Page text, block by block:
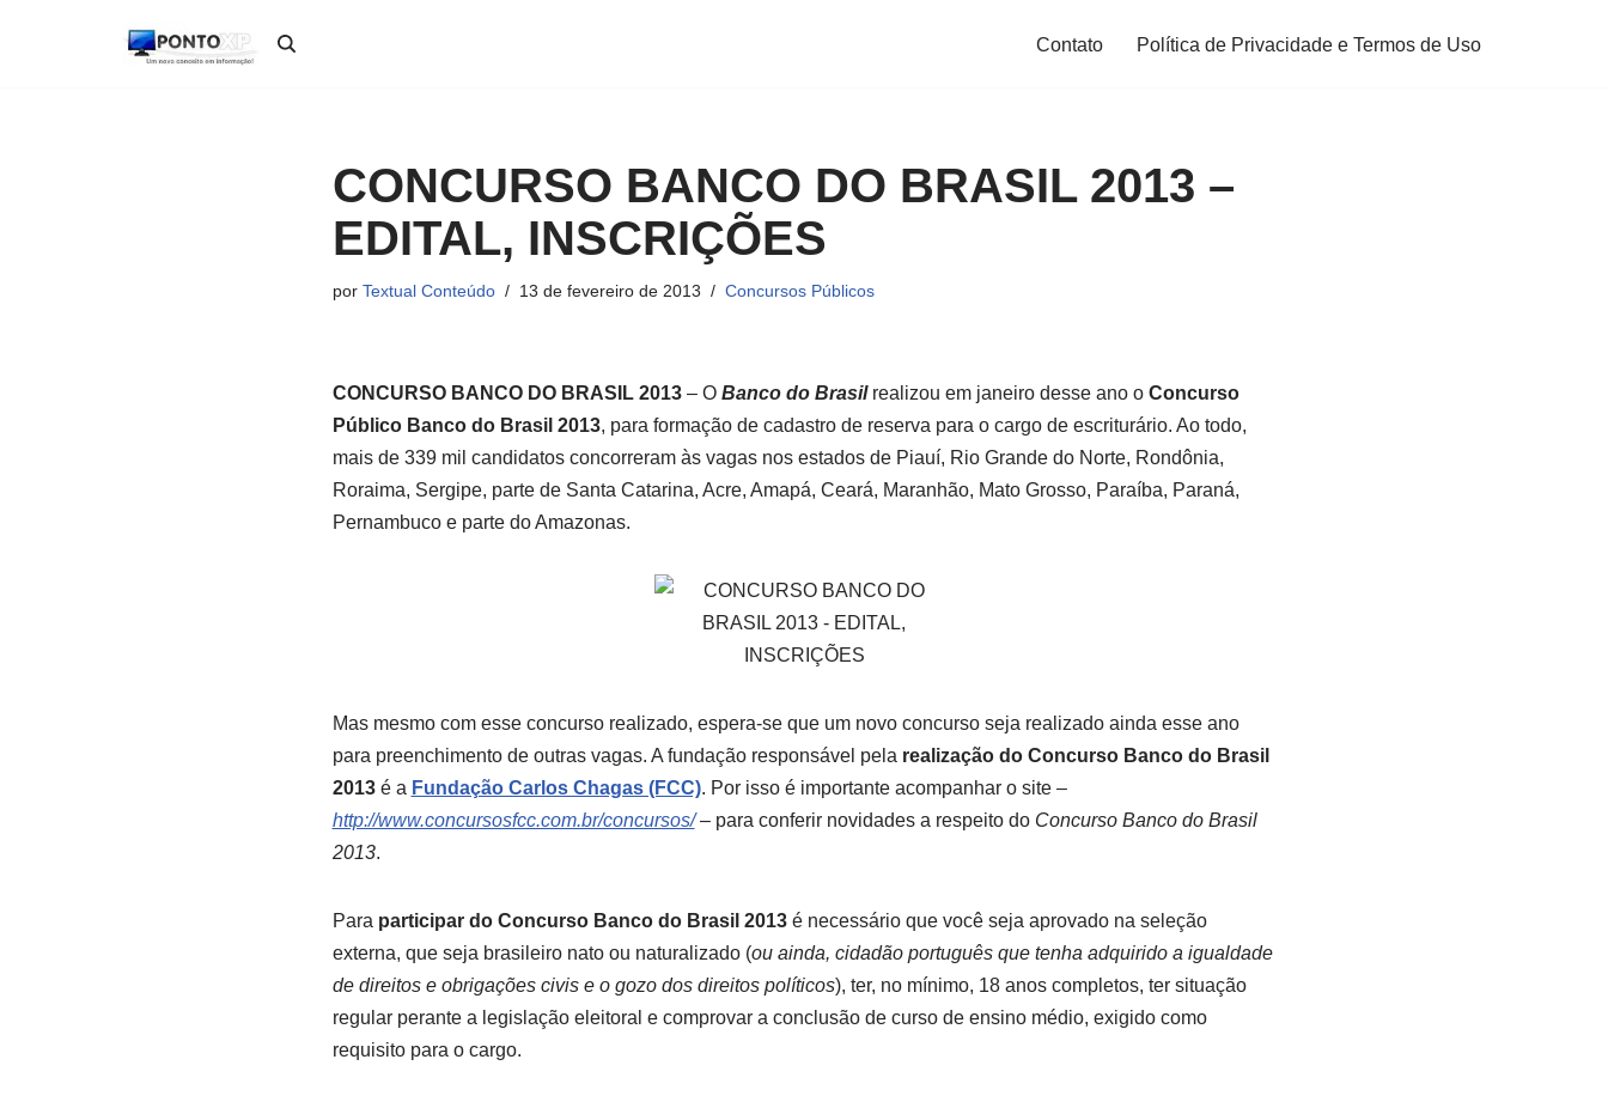
Contato Política de Privacidade e Termos de Uso
CONCURSO BANCO DO BRASIL 2013 –
EDITAL, INSCRIÇÕES
por Textual Conteúdo 13 de fevereiro de 2013 Concursos Públicos
CONCURSO BANCO DO BRASIL 2013– O Banco do Brasilrealizou em janeiro desse ano o Concurso
Público Banco do Brasil 2013, para formação de cadastro de reserva para o cargo de escriturário. Ao todo,
mais de 339 mil candidatos concorreram às vagas nos estados de Piauí, Rio Grande do Norte, Rondônia,
Roraima, Sergipe, parte de Santa Catarina, Acre, Amapá, Ceará, Maranhão, Mato Grosso, Paraíba, Paraná,
Pernambuco e parte do Amazonas.
Mas mesmo com esse concurso realizado, espera-se que um novo concurso seja realizado ainda esse ano
para preenchimento de outras vagas. A fundação responsável pela realização do Concurso Banco do Brasil
2013é a Fundação Carlos Chagas (FCC). Por isso é importante acompanhar o site –
http://www.concursosfcc.com.br/concursos/– para conferir novidades a respeito do Concurso Banco do Brasil
2013.
Para participar do Concurso Banco do Brasil 2013é necessário que você seja aprovado na seleção
externa, que seja brasileiro nato ou naturalizado (ou ainda, cidadão português que tenha adquirido a igualdade
de direitos e obrigações civis e o gozo dos direitos políticos), ter, no mínimo, 18 anos completos, ter situação
regular perante a legislação eleitoral e comprovar a conclusão de curso de ensino médio, exigido como
requisito para o cargo.